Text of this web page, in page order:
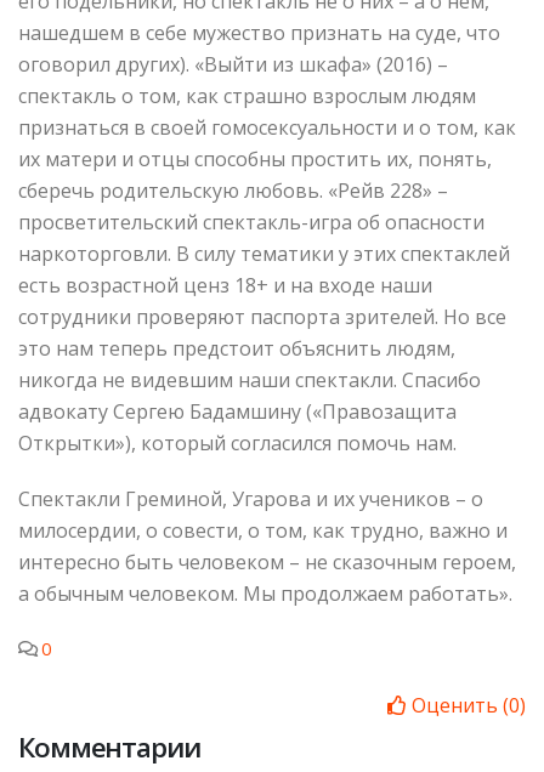
нашедшем в себе мужество признать на суде, что
оговорил других). «Выйти из шкафа» (2016) –
спектакль о том, как страшно взрослым людям
признаться в своей гомосексуальности и о том, как
их матери и отцы способны простить их, понять,
сберечь родительскую любовь. «Рейв 228» –
просветительский спектакль-игра об опасности
наркоторговли. В силу тематики у этих спектаклей
есть возрастной ценз 18+ и на входе наши
сотрудники проверяют паспорта зрителей. Но все
это нам теперь предстоит объяснить людям,
никогда не видевшим наши спектакли. Спасибо
адвокату Сергею Бадамшину («Правозащита
Открытки»), который согласился помочь нам.
Спектакли Греминой, Угарова и их учеников – о
милосердии, о совести, о том, как трудно, важно и
интересно быть человеком – не сказочным героем,
а обычным человеком. Мы продолжаем работать».
0
Оценить (0)
Комментарии